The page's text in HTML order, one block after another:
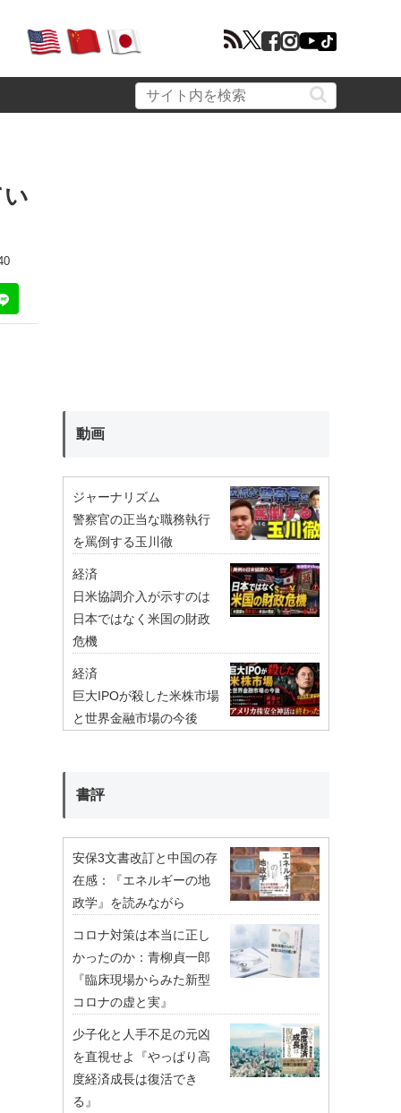
動画
ジャーナリズム
警察官の正当な職務執行
を罵倒する玉川徹
経済
日米協調介入が示すのは
日本ではなく米国の財政
危機
経済
巨大IPOが殺した米株市場
と世界金融市場の今後
書評
安保3文書改訂と中国の存
在感：『エネルギーの地
政学』を読みながら
コロナ対策は本当に正し
かったのか：青柳貞一郎
『臨床現場からみた新型
コロナの虚と実』
少子化と人手不足の元凶
を直視せよ『やっぱり高
度経済成長は復活でき
る』